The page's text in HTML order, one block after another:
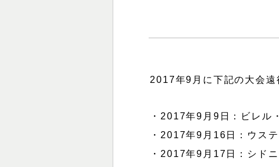
2017年9月に下記の大会遠
・2017年9月9日：ビレル
・2017年9月16日：ウス
・2017年9月17日：シド